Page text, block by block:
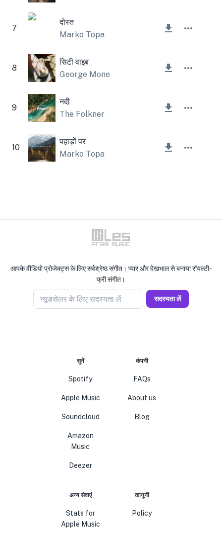
7
दोस्त
Marko Topa
8
सिटी वाइब
George Mone
9
नदी
The Folkner
10
पहाड़ों पर
Marko Topa
आपके वीडियो प्रोजेक्ट्स के लिए सर्वश्रेष्ठ संगीत। प्यार और देखभाल से बनाया रॉयल्टी-
फ्री संगीत।
न्यूज़सेलर के लिए सदस्यता लें सदस्यता लें
सुनें
Spotify
Apple Music
Soundcloud
Amazon
Music
Deezer
कंपनी
FAQs
About us
Blog
अन्य सेवाएं
Stats for
Apple Music
कानूनी
Policy